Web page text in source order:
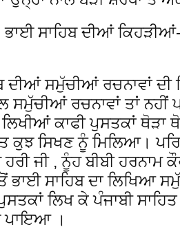
ਸਾਹਿਬ ਦੀਆਂ
ਦੀਆਂ ਸਮੁੱਚੀਆਂ ਰਚਨਾਵਾਂ
ਸਮੁੱਚੀਆਂ ਰਚਨਾਵਾਂ ਤਾਂ
ਕਾਫੀ ਪੁਸਤਕਾਂ
ਸਿਖਣ ਨੂੰ ਮਿਲਿਆ।
ਜੀ , ਨੂੰਹ ਬੀਬੀ ਹਰਨਾਮ
ਭਾਈ ਸਾਹਿਬ ਦਾ ਲਿਖਿਆ
ਲਿਖ ਕੇ ਪੰਜਾਬੀ
ਪਾਇਆ ।